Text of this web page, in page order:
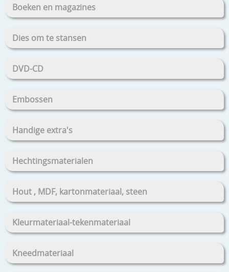
Boeken en magazines
Dies om te stansen
DVD-CD
Embossen
Handige extra's
Hechtingsmaterialen
Hout , MDF, kartonmateriaal, steen
Kleurmateriaal-tekenmateriaal
Kneedmateriaal